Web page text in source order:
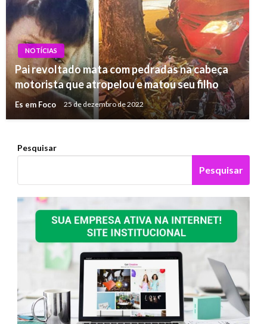
NOTÍCIAS
Pai revoltado mata com pedradas na cabeça
motorista que atropelou e matou seu filho
Es em Foco 25 de dezembro de 2022
Pesquisar
Pesquisar